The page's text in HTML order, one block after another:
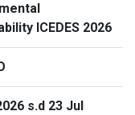
ICEDES 2026
s.d 23 Jul